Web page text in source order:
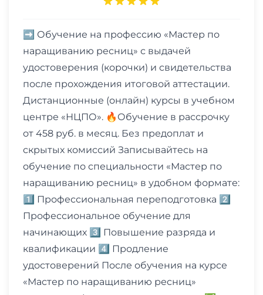
➡️ Обучение на профессию «Мастер по
наращиванию ресниц» с выдачей
удостоверения (корочки) и свидетельства
после прохождения итоговой аттестации.
Дистанционные (онлайн) курсы в учебном
центре «НЦПО». 🔥Обучение в рассрочку
от 458 руб. в месяц. Без предоплат и
скрытых комиссий Записывайтесь на
обучение по специальности «Мастер по
наращиванию ресниц» в удобном формате:
1️⃣ Профессиональная переподготовка 2️⃣
Профессиональное обучение для
начинающих 3️⃣ Повышение разряда и
квалификации 4️⃣ Продление
удостоверений После обучения на курсе
«Мастер по наращиванию ресниц»